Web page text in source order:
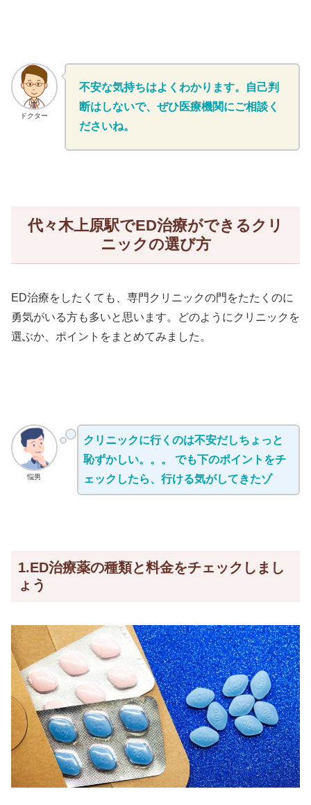
ドクター
不安な気持ちはよくわかります。自己判
断はしないで、ぜひ医療機関にご相談く
ださいね。
代々木上原駅でED治療ができるクリ
ニックの選び方
ED治療をしたくても、専門クリニックの門をたたくのに
勇気がいる方も多いと思います。どのようにクリニックを
選ぶか、ポイントをまとめてみました。
悩男
クリニックに行くのは不安だしちょっと
恥ずかしい。。。 でも下のポイントをチ
ェックしたら、行ける気がしてきたゾ
1.ED治療薬の種類と料金をチェックしまし
ょう